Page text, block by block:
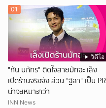
วิดีโอ
01
"กัน นภัทร" ติดใจสายมัทฉะ เล็ง
เปิดร้านจริงจัง ส่วน "ฐิสา" เป็น PR
น่าจะเหมาะกว่า
INN News